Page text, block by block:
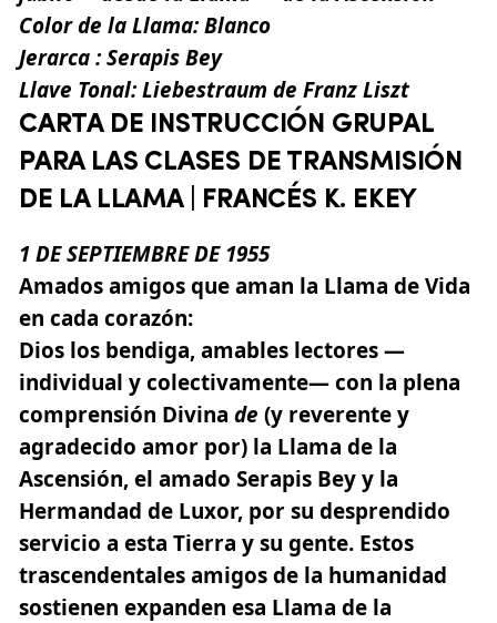
Colorde laLlama:Blanco
Jerarca: Serapis Bey
Llave Tonal:Liebestraum de Franz Liszt
CARTA DE INSTRUCCIÓN GRUPAL
PARA LAS CLASES DE TRANSMISIÓN
DE LA LLAMA | FRANCÉS K. EKEY
1 DE SEPTIEMBRE DE 1955
Amados amigos que aman la Llama de Vida
en cada corazón:
Dios los bendiga, amables lectores —
individual y colectivamente— con la plena
comprensión Divina de (y reverente y
agradecido amor por) la Llama de la
Ascensión, el amado Serapis Bey y la
Hermandad de Luxor, por su desprendido
servicio a esta Tierra y su gente. Estos
trascendentales amigos de la humanidad
sostienen expanden esa Llama de la